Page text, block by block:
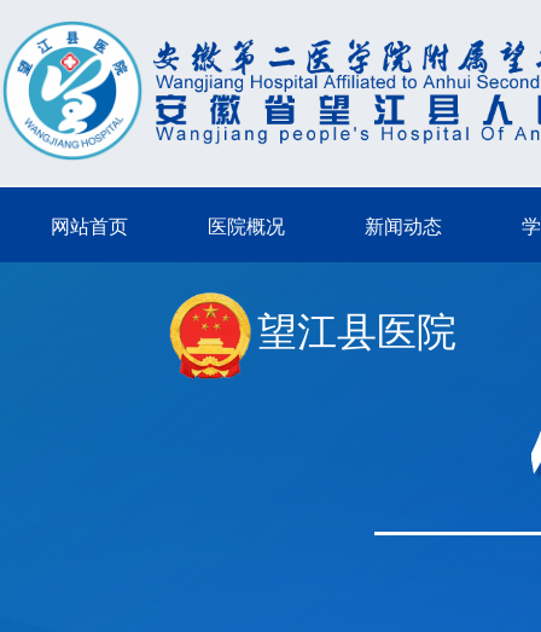
网站首页 医院概况 新闻动态
望江县医院